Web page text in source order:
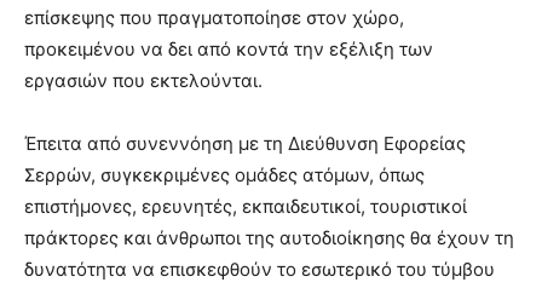
επίσκεψης που πραγματοποίησε στον χώρο,
προκειμένου να δει από κοντά την εξέλιξη των
εργασιών που εκτελούνται.
Έπειτα από συνεννόηση με τη Διεύθυνση Εφορείας
Σερρών, συγκεκριμένες ομάδες ατόμων, όπως
επιστήμονες, ερευνητές, εκπαιδευτικοί, τουριστικοί
πράκτορες και άνθρωποι της αυτοδιοίκησης θα έχουν τη
δυνατότητα να επισκεφθούν το εσωτερικό του τύμβου